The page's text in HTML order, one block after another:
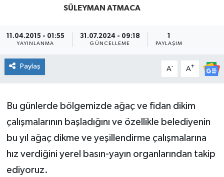
SÜLEYMAN ATMACA
11.04.2015 - 01:55
YAYINLANMA
31.07.2024 - 09:18
GÜNCELLEME PAYLAŞIM
Paylaş A- A+
Bu günlerde bölgemizde ağaç ve fidan dikim
çalışmalarının başladığını ve özellikle belediyenin
bu yıl ağaç dikme ve yeşillendirme çalışmalarına
hız verdiğini yerel basın-yayın organlarından takip
ediyoruz.